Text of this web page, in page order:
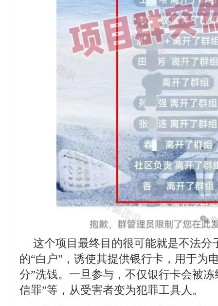
这个项目最终目的很可能就是不法分
的“白户”，诱使其提供银行卡，用于为
分”洗钱。一旦参与，不仅银行卡会被
信罪”等，从受害者变为犯罪工具人。